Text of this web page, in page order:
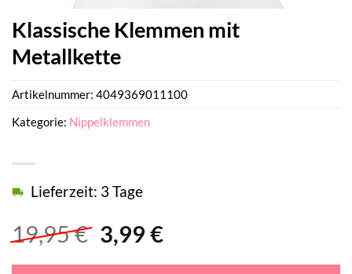
Klassische Klemmen mit
Metallkette
19,95€ Ursprünglicher
3,99 €Aktueller
Lieferzeit: 3 Tage
Artikelnummer: 4049369011100
Kategorie: Nippelklemmen